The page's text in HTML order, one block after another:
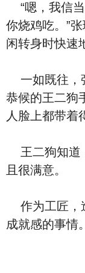
“嗯，我信当
你烧鸡吃。”
闲转身时快速
一如既往，
恭候的王二狗
人脸上都带着
王二狗知道
且很满意。
作为工匠，
成就感的事情